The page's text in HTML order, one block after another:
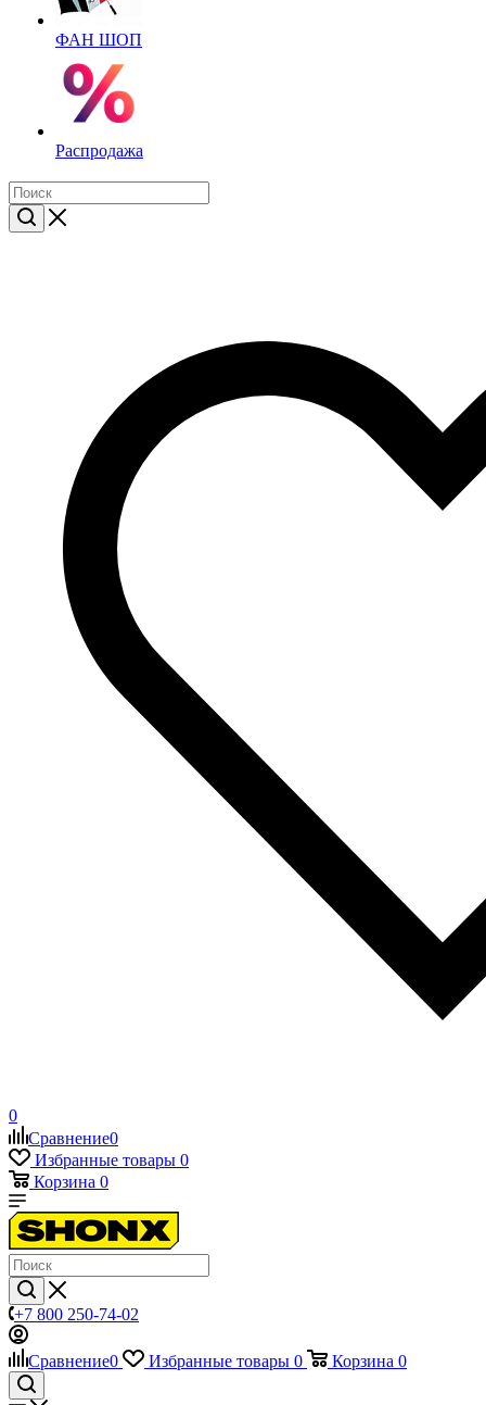
ФАН ШОП
Распродажа
0
Сравнение0
Избранные товары 0
Корзина 0
+7 800 250-74-02
Сравнение0 Избранные товары 0 Корзина 0